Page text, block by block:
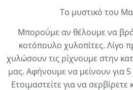
Το μυστικό του
Μπορούμε αν θέλουμε να
κοτόπουλο χυλοπίτες. Λίγο
χυλώσουν τις ρίχνουμε στην
μας. Αφήνουμε να μείνουν για
Ετοιμαστείτε για να